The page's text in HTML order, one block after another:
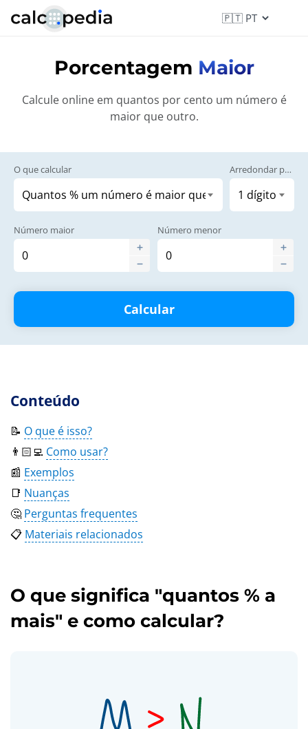
Porcentagem Maior
Calcule online em quantos por cento um número é
maior que outro.
O que calcular Arredondar para
Número maior Número menor
Calcular
Conteúdo
📝 O que é isso?
👨🏻‍💻 Como usar?
📰 Exemplos
📑 Nuanças
🤔 Perguntas frequentes
📋 Materiais relacionados
O que significa "quantos % a
mais" e como calcular?